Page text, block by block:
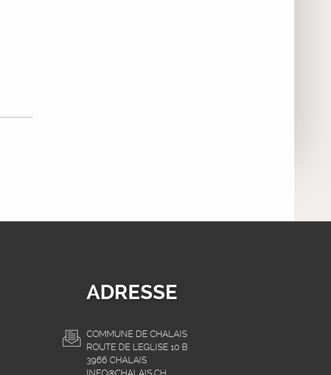
ADRESSE
COMMUNE DE CHALAIS
ROUTE DE L'EGLISE 10 B
3966 CHALAIS